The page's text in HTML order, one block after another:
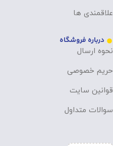
علاقمندی ها
درباره فروشگاه
نحوه ارسال
حریم خصوصی
قوانین سایت
سوالات متداول